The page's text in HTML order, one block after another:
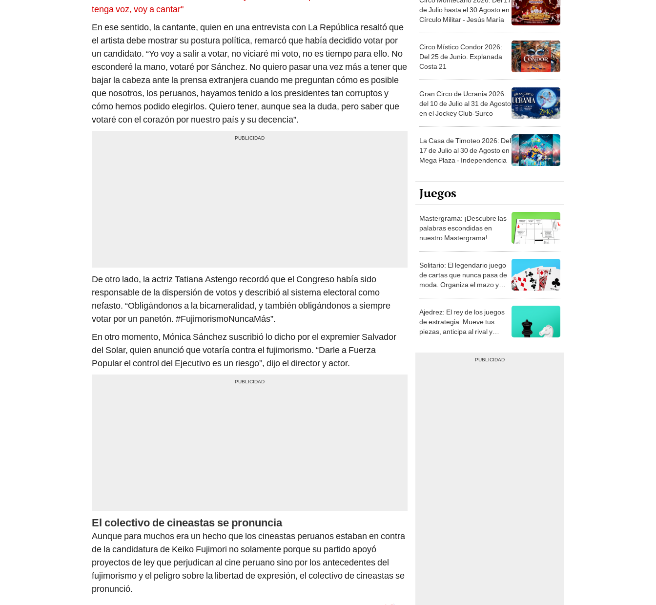
tenga voz, voy a cantar"
En ese sentido, la cantante, quien en una entrevista con La República resaltó que
el artista debe mostrar su postura política, remarcó que había decidido votar por
un candidato. “Yo voy a salir a votar, no viciaré mi voto, no es tiempo para ello. No
esconderé la mano, votaré por Sánchez. No quiero pasar una vez más a tener que
bajar la cabeza ante la prensa extranjera cuando me preguntan cómo es posible
que nosotros, los peruanos, hayamos tenido a los presidentes tan corruptos y
cómo hemos podido elegirlos. Quiero tener, aunque sea la duda, pero saber que
votaré con el corazón por nuestro país y su decencia”.
De otro lado, la actriz Tatiana Astengo recordó que el Congreso había sido
responsable de la dispersión de votos y describió al sistema electoral como
nefasto. “Obligándonos a la bicameralidad, y también obligándonos a siempre
votar por un panetón. #FujimorismoNuncaMás”.
En otro momento, Mónica Sánchez suscribió lo dicho por el expremier Salvador
del Solar, quien anunció que votaría contra el fujimorismo. “Darle a Fuerza
Popular el control del Ejecutivo es un riesgo”, dijo el director y actor.
El colectivo de cineastas se pronuncia
Aunque para muchos era un hecho que los cineastas peruanos estaban en contra
de la candidatura de Keiko Fujimori no solamente porque su partido apoyó
proyectos de ley que perjudican al cine peruano sino por los antecedentes del
fujimorismo y el peligro sobre la libertad de expresión, el colectivo de cineastas se
pronunció.
de Julio hasta el 30 Agosto en
Círculo Militar - Jesús María
Circo Místico Condor 2026:
Del 25 de Junio. Explanada
Costa 21
Gran Circo de Ucrania 2026:
del 10 de Julio al 31 de Agosto
en el Jockey Club-Surco
La Casa de Timoteo 2026: Del
17 de Julio al 30 de Agosto en
Mega Plaza - Independencia
Juegos
Mastergrama: ¡Descubre las
palabras escondidas en
nuestro Mastergrama!
Solitario: El legendario juego
de cartas que nunca pasa de
moda. Organiza el mazo y
Ajedrez: El rey de los juegos
de estrategia. Mueve tus
piezas, anticipa al rival y